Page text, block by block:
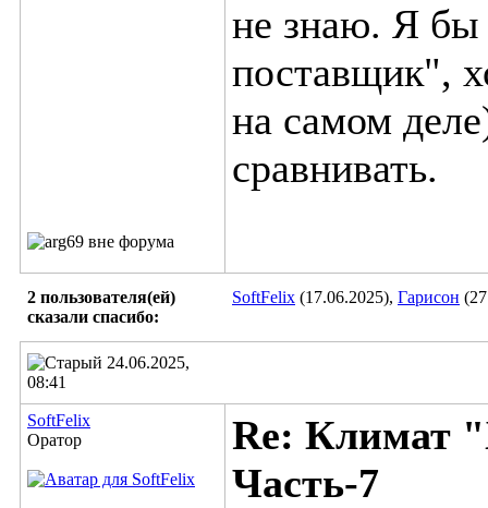
не знаю. Я бы
поставщик",
на самом
сравнивать.
2 пользователя(ей)
сказали cпасибо:
SoftFelix (17.06.2025), Гарисон
24.06.2025,
08:41
SoftFelix
Оратор
Re: Климат
Часть-7